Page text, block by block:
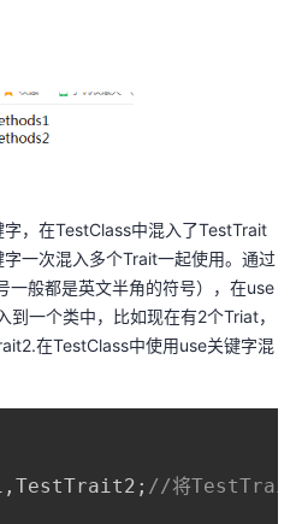
字，在TestClass中混入了TestTrait
一次混入多个Trait一起使用。通过
一般都是英文半角的符号），在use
一个类中，比如现在有2个Triat，
在TestClass中使用use关键字混
, TestTrait2 ; //将